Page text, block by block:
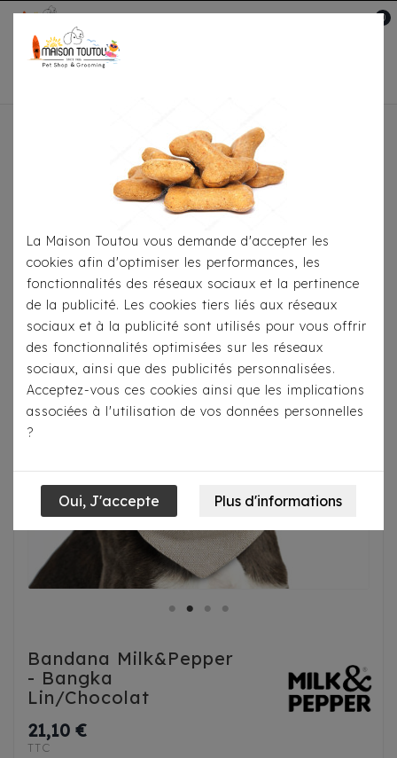
0
Accueil
Pour
Accessoires
Bandana Milk&Pepper -
Bangka Lin/Chocolat
Bandana Milk&Pepper
- Bangka
Lin/Chocolat
21,10 €
TTC
La Maison Toutou vous demande d'accepter les
cookies afin d'optimiser les performances, les
fonctionnalités des réseaux sociaux et la pertinence
de la publicité. Les cookies tiers liés aux réseaux
sociaux et à la publicité sont utilisés pour vous offrir
des fonctionnalités optimisées sur les réseaux
sociaux, ainsi que des publicités personnalisées.
Acceptez-vous ces cookies ainsi que les implications
associées à l'utilisation de vos données personnelles
?